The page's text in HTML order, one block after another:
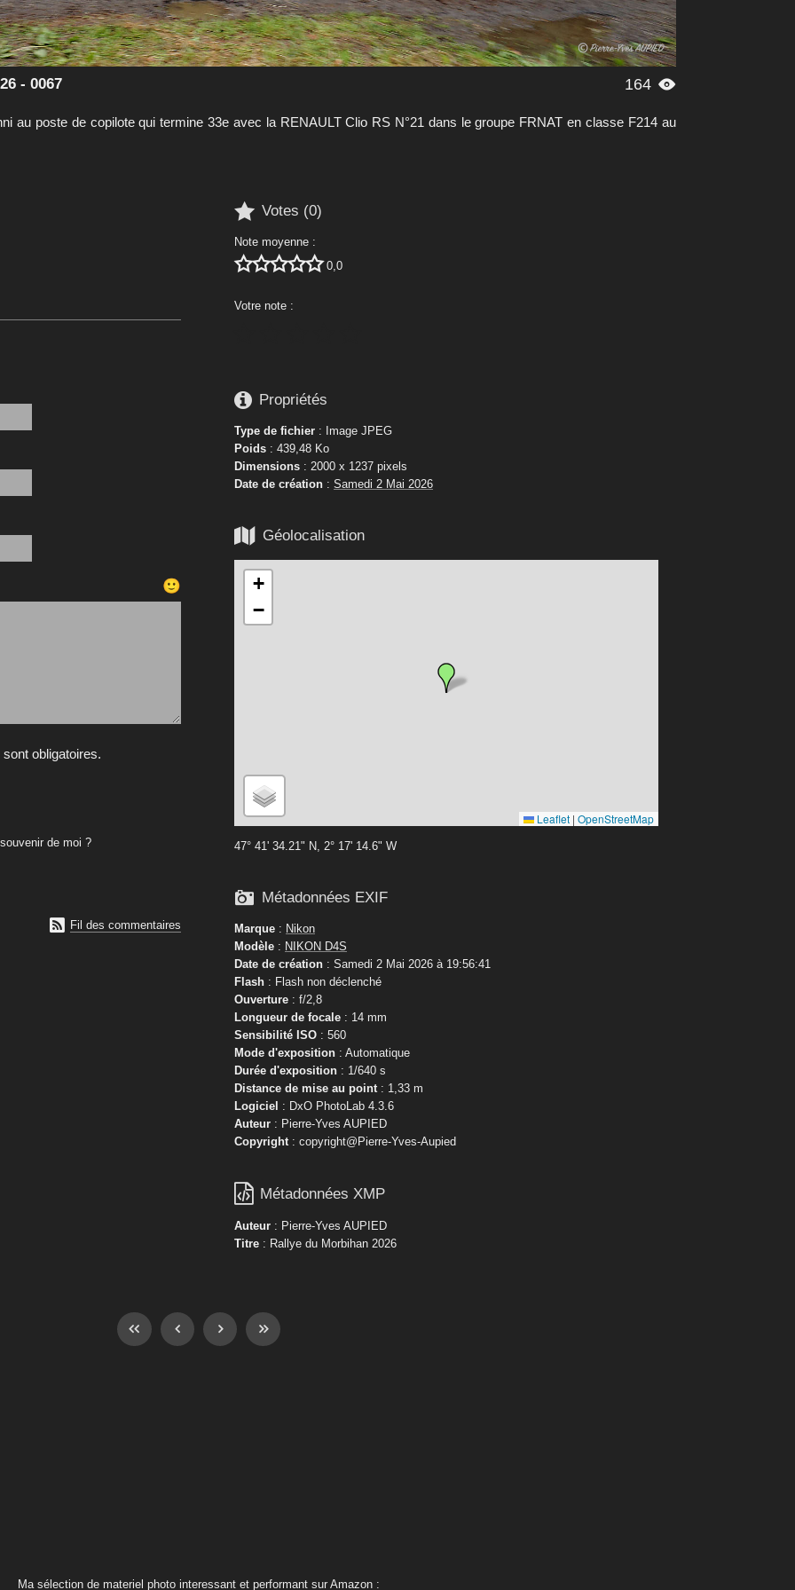
164 
- 0067
au poste de copilote qui termine 33e avec la RENAULT Clio RS N°21 dans le groupe FRNAT en classe F214 au
 Votes (0)
Note moyenne :
 0,0
Votre note :
 Propriétés
Type de fichier : Image JPEG
Poids : 439,48 Ko
Dimensions : 2000 x 1237 pixels
Date de création : Samedi 2 Mai 2026
 Géolocalisation
+
−
Leaflet | OpenStreetMap
47° 41' 34.21" N, 2° 17' 14.6" W
 Métadonnées EXIF
Marque : Nikon
Modèle : NIKON D4S
Date de création : Samedi 2 Mai 2026 à 19:56:41
Flash : Flash non déclenché
Ouverture : f/2,8
Longueur de focale : 14 mm
Sensibilité ISO : 560
Mode d'exposition : Automatique
Durée d'exposition : 1/640 s
Distance de mise au point : 1,33 m
Logiciel : DxO PhotoLab 4.3.6
Auteur : Pierre-Yves AUPIED
Copyright : copyright@Pierre-Yves-Aupied
 Métadonnées XMP
Auteur : Pierre-Yves AUPIED
Titre : Rallye du Morbihan 2026
🙂
obligatoires.
de moi ?
 Fil des commentaires
Ma sélection de materiel photo interessant et performant sur Amazon :